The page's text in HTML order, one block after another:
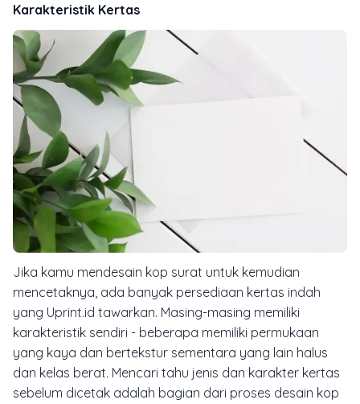
Karakteristik Kertas
Jika kamu mendesain kop surat untuk kemudian
mencetaknya, ada banyak persediaan kertas indah
yang Uprint.id tawarkan. Masing-masing memiliki
karakteristik sendiri - beberapa memiliki permukaan
yang kaya dan bertekstur sementara yang lain halus
dan kelas berat. Mencari tahu jenis dan karakter kertas
sebelum dicetak adalah bagian dari proses desain kop